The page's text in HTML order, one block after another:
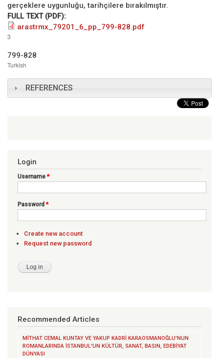
gerçeklere uygunluğu, tarihçilere bırakılmıştır.
FULL TEXT (PDF):
arastrmx_79201_6_pp_799-828.pdf
3
799-828
Turkish
REFERENCES
Login
Username*
Password*
Create new account
Request new password
Recommended Articles
MİTHAT CEMAL KUNTAY VE YAKUP KADRİ KARAOSMANOĞLU'NUN
ROMANLARINDA İSTANBUL'UN KÜLTÜR, SANAT, BASIN, EDEBİYAT
DÜNYASI